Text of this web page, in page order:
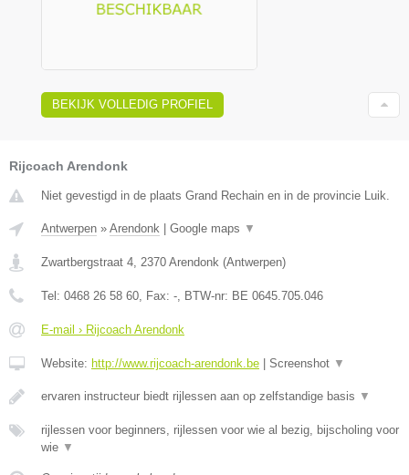
BEKIJK VOLLEDIG PROFIEL
Rijcoach Arendonk
Niet gevestigd in de plaats Grand Rechain en in de provincie Luik.
Antwerpen » Arendonk Google maps ▼
Zwartbergstraat 4, 2370 Arendonk (Antwerpen)
Tel: 0468 26 58 60, Fax: -, BTW-nr: BE 0645.705.046
E-mail › Rijcoach Arendonk
Website: http://www.rijcoach-arendonk.be Screenshot ▼
ervaren instructeur biedt rijlessen aan op zelfstandige basis ▼
rijlessen voor beginners, rijlessen voor wie al bezig, bijscholing voor
wie ▼